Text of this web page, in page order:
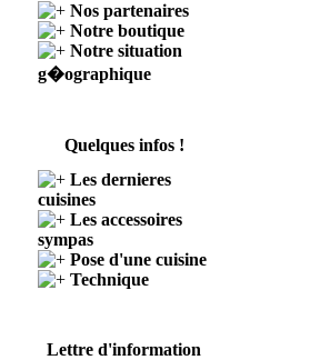
Nos partenaires
Notre boutique
Notre situation
g�ographique
Quelques infos !
Les dernieres
cuisines
Les accessoires
sympas
Pose d'une cuisine
Technique
Lettre d'information